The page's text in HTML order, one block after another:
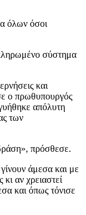
όλων όσοι
σύστημα
και
ο πρωθυπουργός
απόλυτη
των
πρόσθεσε.
άμεσα και με
αν χρειαστεί
και όπως τόνισε